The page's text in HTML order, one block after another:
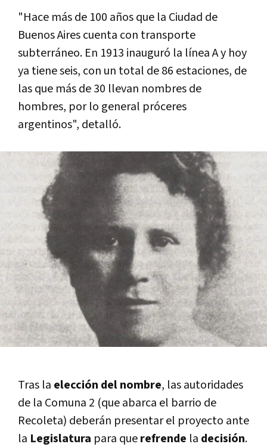
"Hace más de 100 años que la Ciudad de
Buenos Aires cuenta con transporte
subterráneo. En 1913 inauguró la lí­nea A y hoy
ya tiene seis, con un total de 86 estaciones, de
las que más de 30 llevan nombres de
hombres, por lo general próceres
argentinos", detalló.
Tras la elección del nombre, las autoridades
de la Comuna 2 (que abarca el barrio de
Recoleta) deberán presentar el proyecto ante
la Legislatura para querefrende la decisión.